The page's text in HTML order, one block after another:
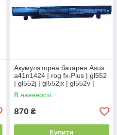
Акумуляторна батарея Asus
a41n1424 | rog fx-Plus | gl552
| gl552j | gl552jx | gl552v |
gl552vw | zx50
В наявності
870 ₴
Купити